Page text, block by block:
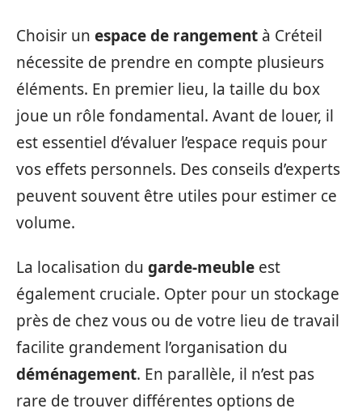
Choisir un espace de rangement à Créteil
nécessite de prendre en compte plusieurs
éléments. En premier lieu, la taille du box
joue un rôle fondamental. Avant de louer, il
est essentiel d’évaluer l’espace requis pour
vos effets personnels. Des conseils d’experts
peuvent souvent être utiles pour estimer ce
volume.
La localisation du garde-meuble est
également cruciale. Opter pour un stockage
près de chez vous ou de votre lieu de travail
facilite grandement l’organisation du
déménagement. En parallèle, il n’est pas
rare de trouver différentes options de